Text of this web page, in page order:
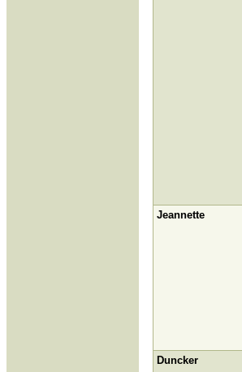
Jeannette
Duncker